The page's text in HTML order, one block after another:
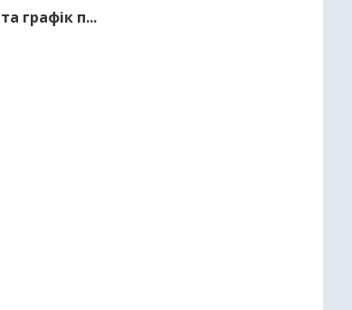
графік п...